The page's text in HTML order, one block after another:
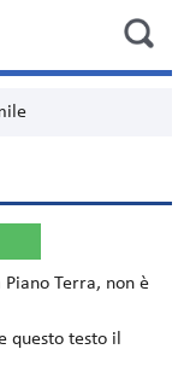
Piano Terra, non è
questo testo il